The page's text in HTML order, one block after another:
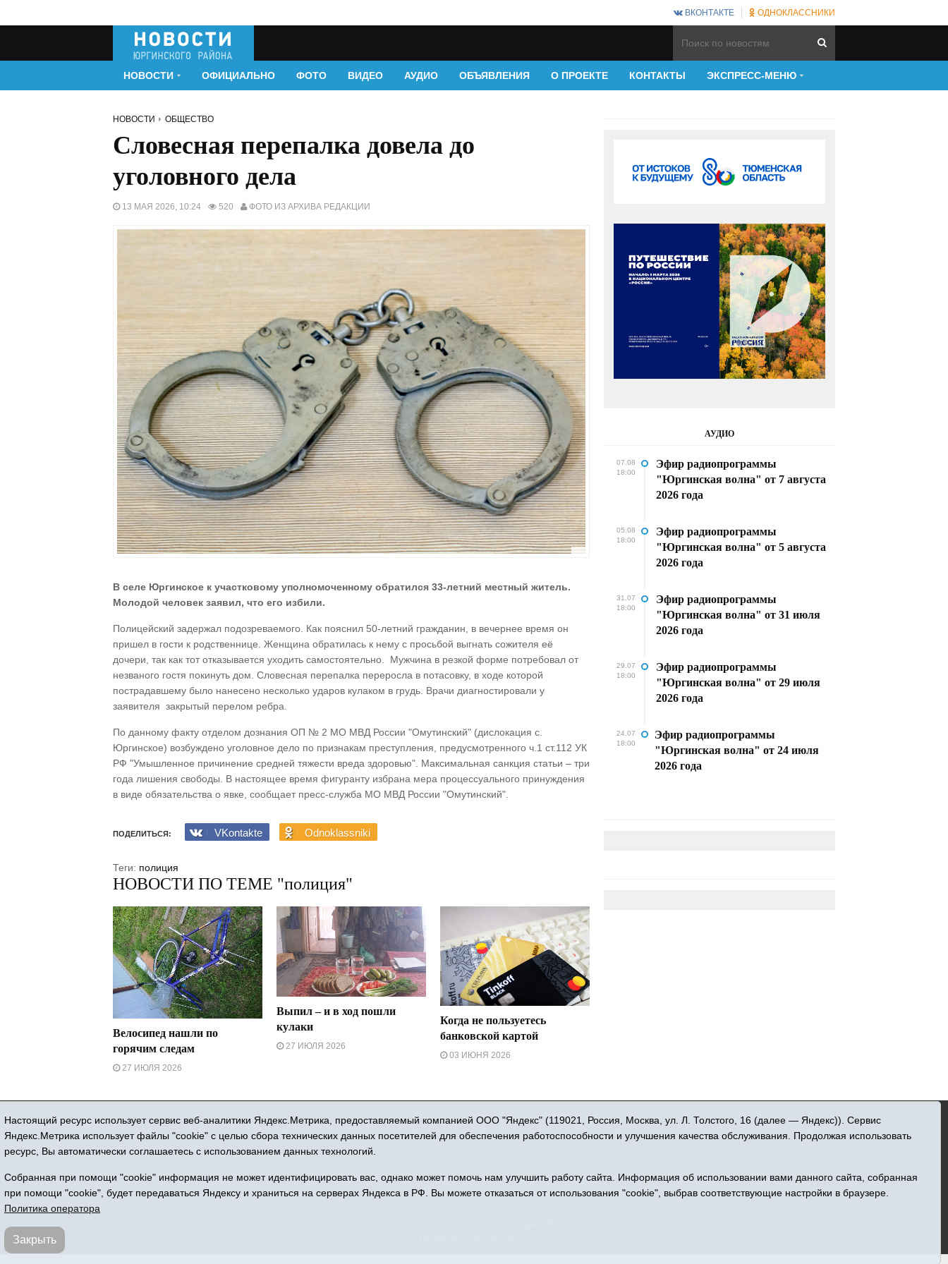
ВКОНТАКТЕ ОДНОКЛАССНИКИ
НОВОСТИ ОФИЦИАЛЬНО ФОТО ВИДЕО АУДИО ОБЪЯВЛЕНИЯ О ПРОЕКТЕ КОНТАКТЫ ЭКСПРЕСС-МЕНЮ
НОВОСТИ ОБЩЕСТВО
Словесная перепалка довела до
уголовного дела
13 МАЯ 2026, 10:24 520 ФОТО ИЗ АРХИВА РЕДАКЦИИ
В селе Юргинское к участковому уполномоченному обратился 33-летний местный житель.
Молодой человек заявил, что его избили.
Полицейский задержал подозреваемого. Как пояснил 50-летний гражданин, в вечернее время он
пришел в гости к родственнице. Женщина обратилась к нему с просьбой выгнать сожителя её
дочери, так как тот отказывается уходить самостоятельно. Мужчина в резкой форме потребовал от
незваного гостя покинуть дом. Словесная перепалка переросла в потасовку, в ходе которой
пострадавшему было нанесено несколько ударов кулаком в грудь. Врачи диагностировали у
заявителя закрытый перелом ребра.
По данному факту отделом дознания ОП № 2 МО МВД России "Омутинский" (дислокация с.
Юргинское) возбуждено уголовное дело по признакам преступления, предусмотренного ч.1 ст.112 УК
РФ "Умышленное причинение средней тяжести вреда здоровью". Максимальная санкция статьи – три
года лишения свободы. В настоящее время фигуранту избрана мера процессуального принуждения
в виде обязательства о явке, сообщает пресс-служба МО МВД России "Омутинский".
ПОДЕЛИТЬСЯ: VKontakte Odnoklassniki
Теги: полиция
НОВОСТИ ПО ТЕМЕ "полиция"
Велосипед нашли по
горячим следам
27 ИЮЛЯ 2026
Выпил – и в ход пошли
кулаки
27 ИЮЛЯ 2026
Когда не пользуетесь
банковской картой
03 ИЮНЯ 2026
АУДИО
07.08
18:00
Эфир радиопрограммы
"Юргинская волна" от 7 августа
2026 года
05.08
18:00
Эфир радиопрограммы
"Юргинская волна" от 5 августа
2026 года
31.07
18:00
Эфир радиопрограммы
"Юргинская волна" от 31 июля
2026 года
29.07
18:00
Эфир радиопрограммы
"Юргинская волна" от 29 июля
2026 года
24.07
18:00
Эфир радиопрограммы
"Юргинская волна" от 24 июля
2026 года
16+ © 2015-2026 Сетевое издание «Новости Юргинского района»
Регистрационный номер СМИ ЭЛ № ФС 77 - 66052 выдан Федеральной службой по надзору в сфере связи, информационных технологий и массовых
коммуникаций (Роскомнадзор) 10.06.2016 г.
Все права защищены © При использовании материалов ссылка обязательна
Адрес редакции: 627250, Тюменская область, Юргинский район, с. Юргинское, ул. Центральная, 49
Настоящий ресурс использует сервис веб-аналитики Яндекс.Метрика, предоставляемый компанией ООО "Яндекс" (119021, Россия, Москва, ул. Л. Толстого, 16 (далее — Яндекс)). Сервис
Яндекс.Метрика использует файлы "cookie" с целью сбора технических данных посетителей для обеспечения работоспособности и улучшения качества обслуживания. Продолжая использовать
ресурс, Вы автоматически соглашаетесь с использованием данных технологий.
Собранная при помощи "cookie" информация не может идентифицировать вас, однако может помочь нам улучшить работу сайта. Информация об использовании вами данного сайта, собранная
при помощи "cookie", будет передаваться Яндексу и храниться на серверах Яндекса в РФ. Вы можете отказаться от использования "cookie", выбрав соответствующие настройки в браузере.
Политика оператора
Закрыть